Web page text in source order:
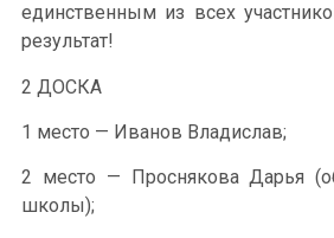
единственным из всех
результат!
2 ДОСКА
1 место — Иванов Владислав;
2 место — Проснякова Дарья
школы);